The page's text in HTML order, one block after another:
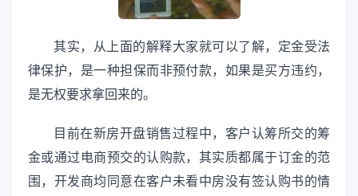
其实，从上面的解释大家就可以了解，定金受法
律保护，是一种担保而非预付款，如果是买方违约，
是无权要求拿回来的。
目前在新房开盘销售过程中，客户认筹所交的筹
金或通过电商预交的认购款，其实质都属于订金的范
围，开发商均同意在客户未看中房没有签认购书的情